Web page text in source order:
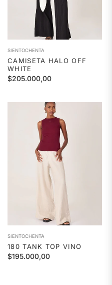
SIENTOCHENTA
CAMISETA HALO OFF
WHITE
Precio
$205.000,00
SIENTOCHENTA
180 TANK TOP VINO
Precio
$195.000,00